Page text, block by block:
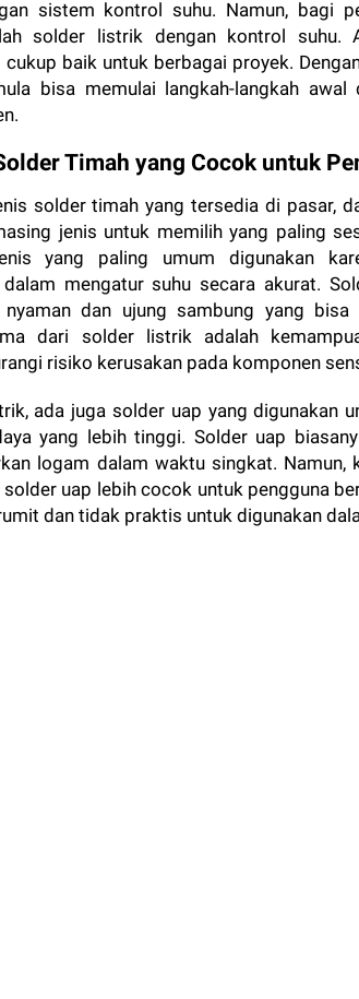
sistem kontrol suhu. Namun, bagi
solder listrik dengan kontrol suhu.
cukup baik untuk berbagai proyek.
bisa memulai langkah-langkah
Timah yang Cocok untuk
solder timah yang tersedia di pasar,
jenis untuk memilih yang paling
yang paling umum digunakan
dalam mengatur suhu secara akurat.
nyaman dan ujung sambung yang
dari solder listrik adalah
risiko kerusakan pada komponen
ada juga solder uap yang digunakan
yang lebih tinggi. Solder uap
logam dalam waktu singkat. Namun,
uap lebih cocok untuk pengguna
dan tidak praktis untuk digunakan